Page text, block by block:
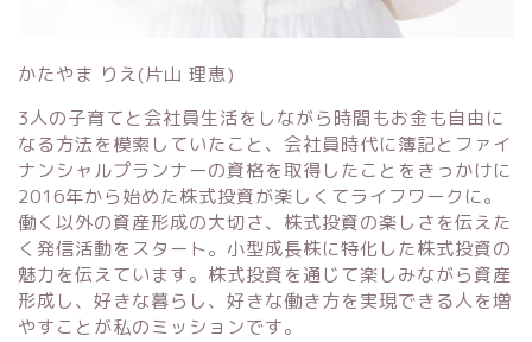
かたやま りえ(片山 理恵)
3人の子育てと会社員生活をしながら時間もお金も自由に
なる方法を模索していたこと、会社員時代に簿記とファイ
ナンシャルプランナーの資格を取得したことをきっかけに
2016年から始めた株式投資が楽しくてライフワークに。
働く以外の資産形成の大切さ、株式投資の楽しさを伝えた
く発信活動をスタート。小型成長株に特化した株式投資の
魅力を伝えています。株式投資を通じて楽しみながら資産
形成し、好きな暮らし、好きな働き方を実現できる人を増
やすことが私のミッションです。